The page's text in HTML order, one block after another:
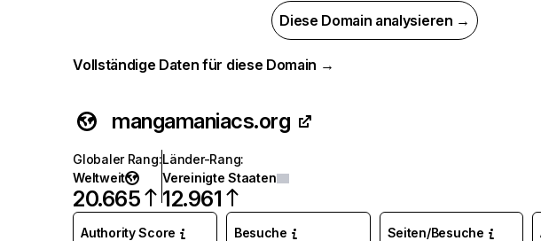
Diese Domain analysieren →
Vollständige Daten für diese Domain →
mangamaniacs.org
Globaler Rang:
Weltweit
20.665
Länder-Rang:
Vereinigte Staaten
12.961
Authority Score Besuche Seiten/Besuche